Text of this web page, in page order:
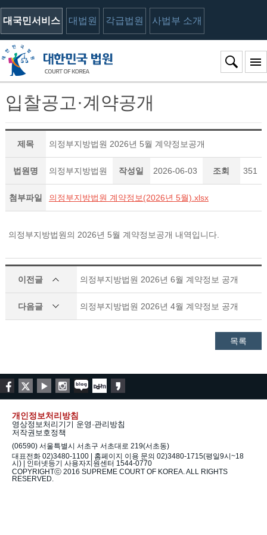
대국민서비스 대법원 각급법원 사법부 소개
입찰공고·계약공개
제목 의정부지방법원 2026년 5월 계약정보공개
법원명 의정부지방법원 작성일 2026-06-03 조회 351
첨부파일 의정부지방법원 계약정보(2026년 5월).xlsx
의정부지방법원의 2026년 5월 계약정보공개 내역입니다.
이전글 의정부지방법원 2026년 6월 계약정보 공개
다음글 의정부지방법원 2026년 4월 계약정보 공개
목록
개인정보처리방침
영상정보처리기기 운영·관리방침
저작권보호정책
(06590) 서울특별시 서초구 서초대로 219(서초동)
대표전화 02)3480-1100 | 홈페이지 이용 문의 02)3480-1715(평일9시~18
시) | 인터넷등기 사용자지원센터 1544-0770
COPYRIGHTⓒ 2016 SUPREME COURT OF KOREA. ALL RIGHTS
RESERVED.